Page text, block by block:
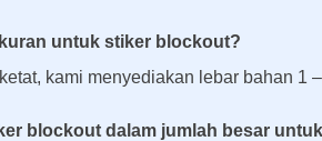
untuk stiker blockout?
kami menyediakan lebar bahan 1
blockout dalam jumlah besar